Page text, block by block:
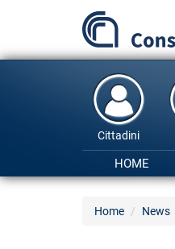
principale
Cittadini
HOME
Home News